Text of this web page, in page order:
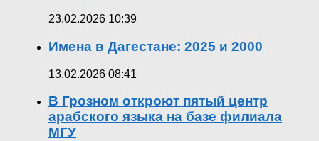
23.02.2026 10:39
Имена в Дагестане: 2025 и 2000
13.02.2026 08:41
В Грозном откроют пятый центр
арабского языка на базе филиала
МГУ